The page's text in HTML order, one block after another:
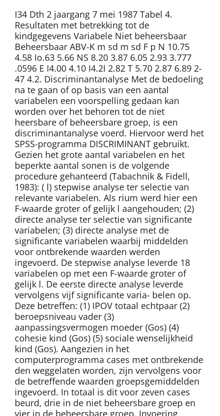
I34 Dth 2 jaargang 7 mei 1987 Tabel 4.
Resultaten met betrekking tot de
kindgegevens Variabele Niet beheersbaar
Beheersbaar ABV-K m sd m sd F p N 10.75
4.58 Io.63 5.66 NS 8.20 3.87 6.05 2.93 3.777
.0596 E I4.00 4.10 I4.2I 2.82 T 5.70 2.87 6.89 2-
47 4.2. Discriminantanalyse Met de bedoeling
na te gaan of op basis van een aantal
variabelen een voorspelling gedaan kan
worden over het behoren tot de niet
heersbare of beheersbare groep, is een
discriminantanalyse voerd. Hiervoor werd het
SPSS-programma DISCRIMINANT gebruikt.
Gezien het grote aantal variabelen en het
beperkte aantal sonen is de volgende
procedure gehanteerd (Tabachnik & Fidell,
1983): ( l) stepwise analyse ter selectie van
relevante variabelen. Als rium werd hier een
F-waarde groter of gelijk l aangehouden; (2)
directe analyse ter selectie van significante
variabelen; (3) directe analyse met de
significante variabelen waarbij middelden
voor ontbrekende waarden werden
ingevoerd. De stepwise analyse leverde 18
variabelen op met een F-waarde groter of
gelijk l. De eerste directe analyse leverde
vervolgens vijf significante varia- belen op.
Deze betreffen: (1) IPOV totaal echtpaar (2)
beroepsniveau vader (3)
aanpassingsvermogen moeder (Gos) (4)
cohesie kind (Gos) (5) sociale wenselijkheid
kind (Gos). Aangezien in het
computerprogramma cases met ontbrekende
den weggelaten worden, zijn vervolgens voor
de betreffende waarden groepsgemiddelden
ingevoerd. In totaal is dit voor zeven cases
beurd, drie in de niet beheersbare groep en
vier in de beheersbare groep. Invoering